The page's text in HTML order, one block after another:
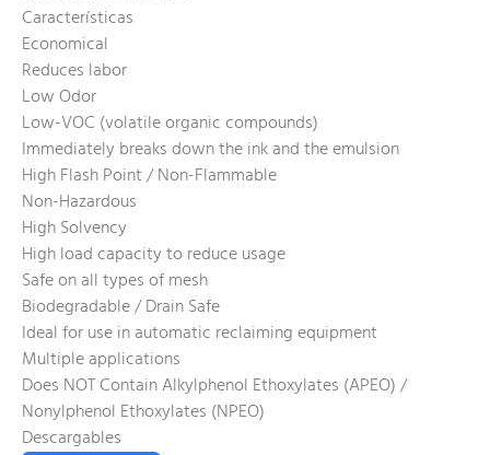
Características
Economical
Reduces labor
Low Odor
Low-VOC (volatile organic compounds)
Immediately breaks down the ink and the emulsion
High Flash Point / Non-Flammable
Non-Hazardous
High Solvency
High load capacity to reduce usage
Safe on all types of mesh
Biodegradable / Drain Safe
Ideal for use in automatic reclaiming equipment
Multiple applications
Does NOT Contain Alkylphenol Ethoxylates (APEO) /
Nonylphenol Ethoxylates (NPEO)
Descargables